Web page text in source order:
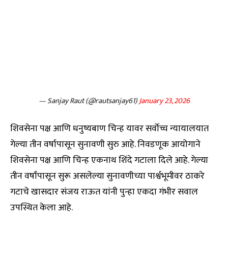
— Sanjay Raut (@rautsanjay61)January 23, 2026
शिवसेना पक्ष आणि धनुष्यबाण चिन्ह यावर सर्वोच्च न्यायालयात
गेल्या तीन वर्षापासून सुनावणी सुरु आहे. निवडणूक आयोगाने
शिवसेना पक्ष आणि चिन्ह एकनाथ शिंदे गटाला दिले आहे. गेल्या
तीन वर्षांपासून सुरू असलेल्या सुनावणीच्या पार्श्वभूमीवर ठाकरे
गटाचे खासदार संजय राऊत यांनी पुन्हा एकदा गंभीर सवाल
उपस्थित केला आहे.